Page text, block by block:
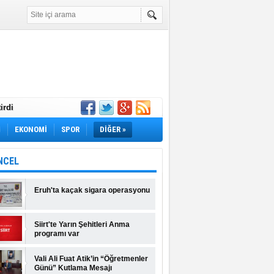
İş Arayanlar
Açıklandı!
Fiyatlar ve
EKONOMİ SPOR DİĞER »
Eruh'ta kaçak sigara operasyonu
Siirt'te Yarın Şehitleri Anma
programı var
Vali Ali Fuat Atik’in “Öğretmenler
Günü” Kutlama Mesajı